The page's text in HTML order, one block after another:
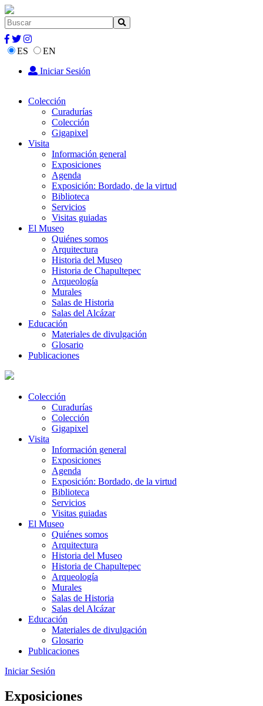
ES
EN
Iniciar Sesión
Colección
Curadurías
Colección
Gigapixel
Visita
Información general
Exposiciones
Agenda
Exposición: Bordado, de la virtud
Biblioteca
Servicios
Visitas guiadas
El Museo
Quiénes somos
Arquitectura
Historia del Museo
Historia de Chapultepec
Arqueología
Murales
Salas de Historia
Salas del Alcázar
Educación
Materiales de divulgación
Glosario
Publicaciones
Colección
Curadurías
Colección
Gigapixel
Visita
Información general
Exposiciones
Agenda
Exposición: Bordado, de la virtud
Biblioteca
Servicios
Visitas guiadas
El Museo
Quiénes somos
Arquitectura
Historia del Museo
Historia de Chapultepec
Arqueología
Murales
Salas de Historia
Salas del Alcázar
Educación
Materiales de divulgación
Glosario
Publicaciones
Iniciar Sesión
Exposiciones